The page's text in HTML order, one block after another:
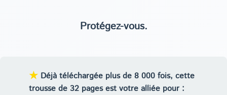
Protégez-vous.
★ Déjà téléchargée plus de 8 000 fois, cette
trousse de 32 pages est votre alliée pour :